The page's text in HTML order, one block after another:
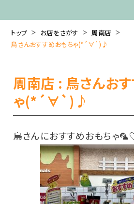
トップ お店をさがす
周南店
鳥さんおすすめおもちゃ(*´∀`)♪
周南店 : 鳥さんお
ゃ(*´∀`)♪
鳥さんにおすすめおもちゃ